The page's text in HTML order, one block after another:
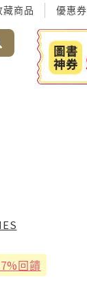
藏商品 優惠券
回饋